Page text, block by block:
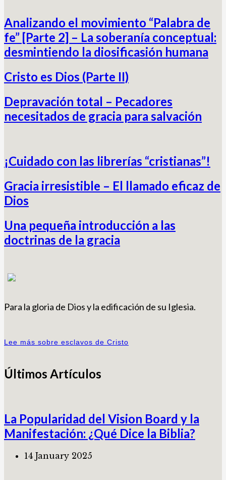
Analizando el movimiento “Palabra de
fe” [Parte 2] – La soberanía conceptual:
desmintiendo la diosificasión humana
Cristo es Dios (Parte II)
Depravación total – Pecadores
necesitados de gracia para salvación
¡Cuidado con las librerías “cristianas”!
Gracia irresistible – El llamado eficaz de
Dios
Una pequeña introducción a las
doctrinas de la gracia
Para la gloria de Dios y la edificación de su Iglesia.
Lee más sobre esclavos de Cristo
Últimos Artículos
La Popularidad del Vision Board y la
Manifestación: ¿Qué Dice la Biblia?
14 January 2025